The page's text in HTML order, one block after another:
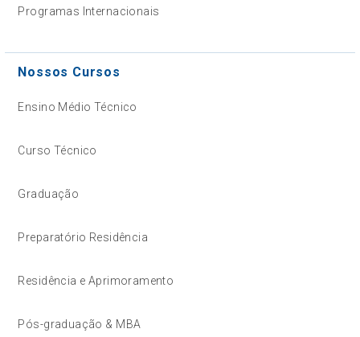
Programas Internacionais
Nossos Cursos
Ensino Médio Técnico
Curso Técnico
Graduação
Preparatório Residência
Residência e Aprimoramento
Pós-graduação & MBA